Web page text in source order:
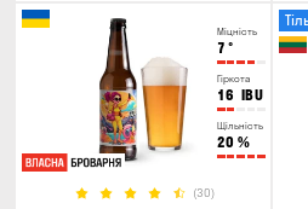
Міцність
7 °
Гіркота
16 IBU
Щільність
20 %
(30)